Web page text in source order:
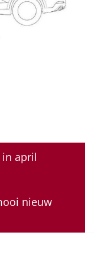
in april
nieuw